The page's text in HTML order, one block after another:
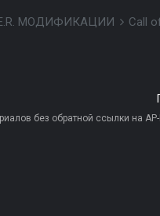
МОДИФИКАЦИИ Call
без обратной ссылки на